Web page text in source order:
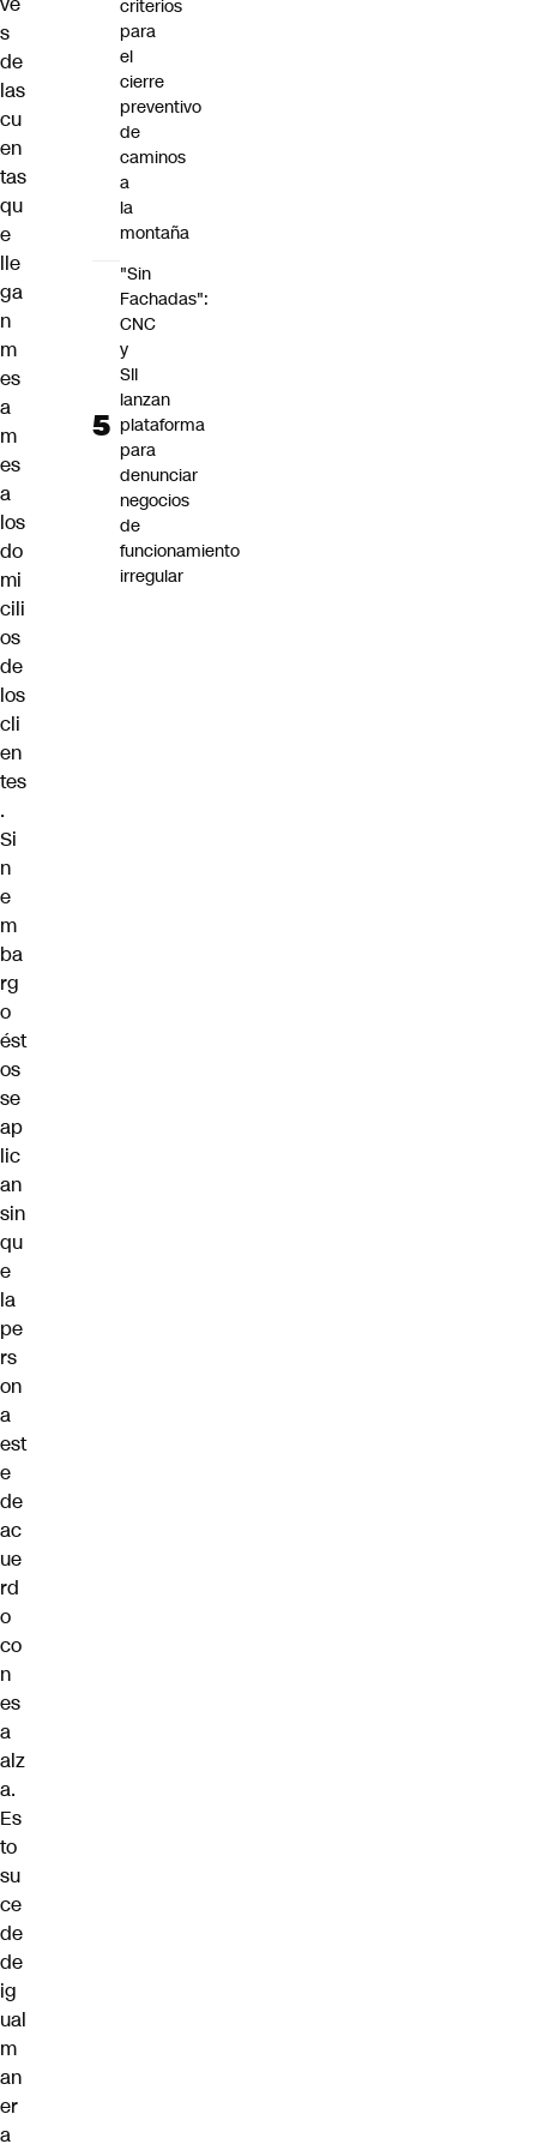
s
de
las
cu
en
tas
qu
e
lle
ga
n
m
es
a
m
es
a
los
do
mi
cili
os
de
los
cli
en
tes
.
Si
n
e
m
ba
rg
o
ést
os
se
ap
lic
an
sin
qu
e
la
pe
rs
on
a
est
e
de
ac
ue
rd
o
co
n
es
a
alz
a.
Es
to
su
ce
de
de
ig
ual
m
an
er
a
criterios
para
el
cierre
preventivo
de
caminos
a
la
montaña
"Sin
Fachadas":
CNC
y
SII
lanzan
plataforma
para
denunciar
negocios
de
funcionamiento
irregular